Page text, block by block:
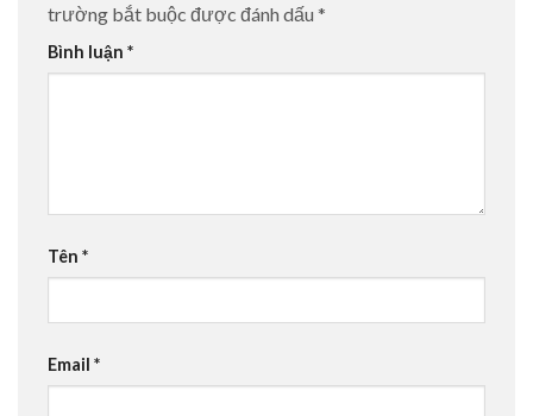
trường bắt buộc được đánh dấu *
Bình luận *
Tên *
Email *